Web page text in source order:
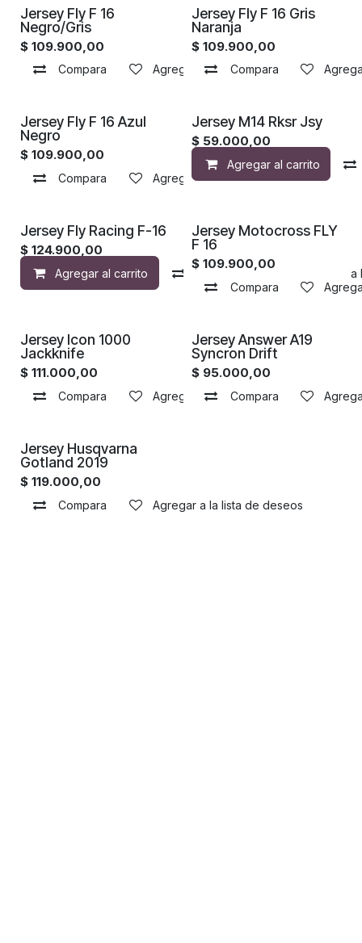
Jersey Fly F 16
Negro/Gris
$ 109.900,00
Compara Agregar a la lista de deseos
Jersey Fly F 16 Gris
Naranja
$109.900,00
Compara
Jersey Fly F 16 Azul
Negro
$ 109.900,00
Compara Agregar a la lista de deseos
Jersey M14 Rksr Jsy
$ 59.000,00
Agregar al carrito
Jersey Fly Racing F-16
$ 124.900,00
Agregar al carrito Agregar a
Jersey Motocross FLY
F 16
$109.900,00
Compara
Jersey Icon 1000
Jackknife
$ 111.000,00
Compara Agregar a la lista de deseos
Jersey Answer A19
Syncron Drift
$ 95.000,00
Compara
Jersey Husqvarna
Gotland 2019
$ 119.000,00
Compara Agregar a la lista de deseos